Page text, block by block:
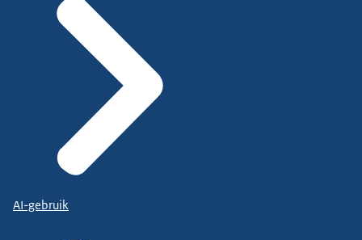
AI-gebruik